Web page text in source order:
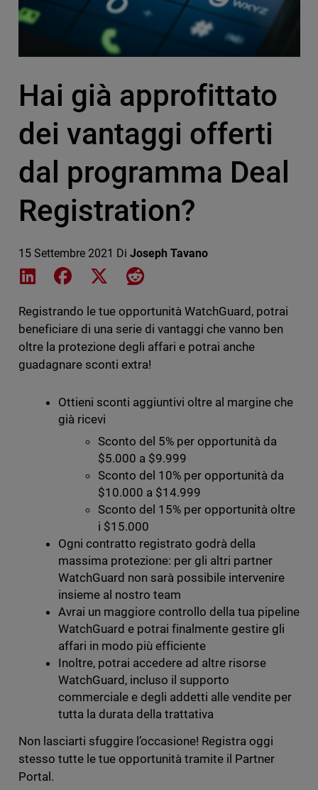
Hai già approfittato
dei vantaggi offerti
dal programma Deal
Registration?
15 Settembre 2021 Di Joseph Tavano
Share on LinkedIn
Share on Facebook
Share on XShare on Reddit
Registrando le tue opportunità WatchGuard, potrai
beneficiare di una serie di vantaggi che vanno ben
oltre la protezione degli affari e potrai anche
guadagnare sconti extra!
Ottieni sconti aggiuntivi oltre al margine che
già ricevi
Sconto del 5% per opportunità da
$5.000 a $9.999
Sconto del 10% per opportunità da
$10.000 a $14.999
Sconto del 15% per opportunità oltre
i $15.000
Ogni contratto registrato godrà della
massima protezione: per gli altri partner
WatchGuard non sarà possibile intervenire
insieme al nostro team
Avrai un maggiore controllo della tua pipeline
WatchGuard e potrai finalmente gestire gli
affari in modo più efficiente
Inoltre, potrai accedere ad altre risorse
WatchGuard, incluso il supporto
commerciale e degli addetti alle vendite per
tutta la durata della trattativa
Non lasciarti sfuggire l’occasione! Registra oggi
stesso tutte le tue opportunità tramite il Partner
Portal.